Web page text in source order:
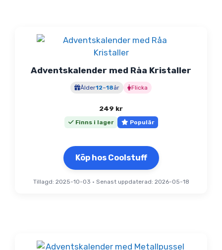
Adventskalender med Råa Kristaller
Ålder12–18år Flicka
249 kr
Finns i lager Populär
Köp hos Coolstuff
Tillagd: 2025-10-03 • Senast uppdaterad: 2026-05-18